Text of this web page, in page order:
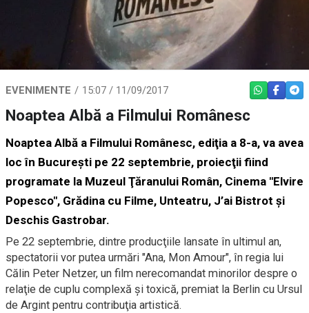
EVENIMENTE 15:07 / 11/09/2017 WHATSAPP
Noaptea Albă a Filmului Românesc
Noaptea Albă a Filmului Românesc, ediţia a 8-a, va avea
loc în Bucureşti pe 22 septembrie, proiecţii fiind
programate la Muzeul Ţăranului Român, Cinema "Elvire
Popesco", Grădina cu Filme, Unteatru, J’ai Bistrot şi
Deschis Gastrobar.
Pe 22 septembrie, dintre producţiile lansate în ultimul an,
spectatorii vor putea urmări "Ana, Mon Amour", în regia lui
Călin Peter Netzer, un film nerecomandat minorilor despre o
relaţie de cuplu complexă şi toxică, premiat la Berlin cu Ursul
de Argint pentru contribuţia artistică.